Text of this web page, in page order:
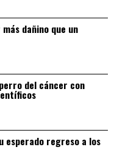
más dañino que un
del cáncer con
esperado regreso a los